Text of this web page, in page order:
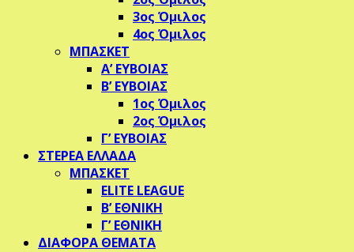
3ος Όμιλος
4ος Όμιλος
ΜΠΑΣΚΕΤ
Α’ ΕΥΒΟΙΑΣ
Β’ ΕΥΒΟΙΑΣ
1ος Όμιλος
2ος Όμιλος
Γ’ ΕΥΒΟΙΑΣ
ΣΤΕΡΕΑ ΕΛΛΑΔΑ
ΜΠΑΣΚΕΤ
ELITE LEAGUE
Β’ ΕΘΝΙΚΗ
Γ’ ΕΘΝΙΚΗ
ΔΙΑΦΟΡΑ ΘΕΜΑΤΑ